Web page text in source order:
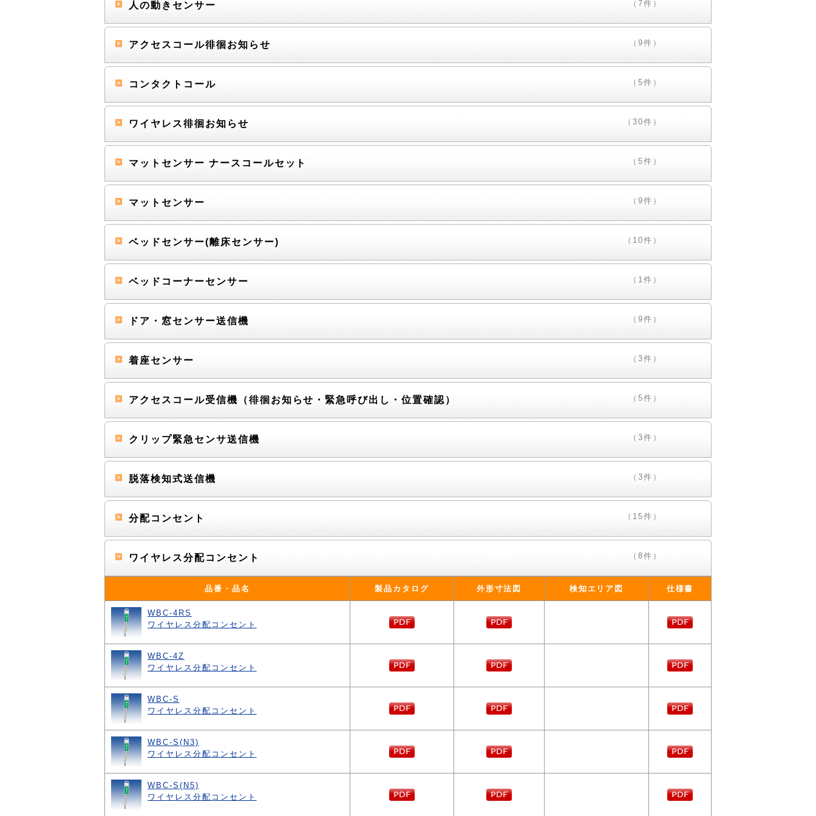
人の動きセンサー （7件）
アクセスコール徘徊お知らせ （9件）
コンタクトコール （5件）
ワイヤレス徘徊お知らせ （30件）
マットセンサー ナースコールセット （5件）
マットセンサー （9件）
ベッドセンサー(離床センサー) （10件）
ベッドコーナーセンサー （1件）
ドア・窓センサー送信機 （9件）
着座センサー （3件）
アクセスコール受信機（徘徊お知らせ・緊急呼び出し・位置確認） （5件）
クリップ緊急センサ送信機 （3件）
脱落検知式送信機 （3件）
分配コンセント （15件）
ワイヤレス分配コンセント （8件）
品番・品名 製品カタログ 外形寸法図 検知エリア図 仕様書
WBC-4RS
ワイヤレス分配コンセント
WBC-4Z
ワイヤレス分配コンセント
WBC-S
ワイヤレス分配コンセント
WBC-S(N3)
ワイヤレス分配コンセント
WBC-S(N5)
ワイヤレス分配コンセント